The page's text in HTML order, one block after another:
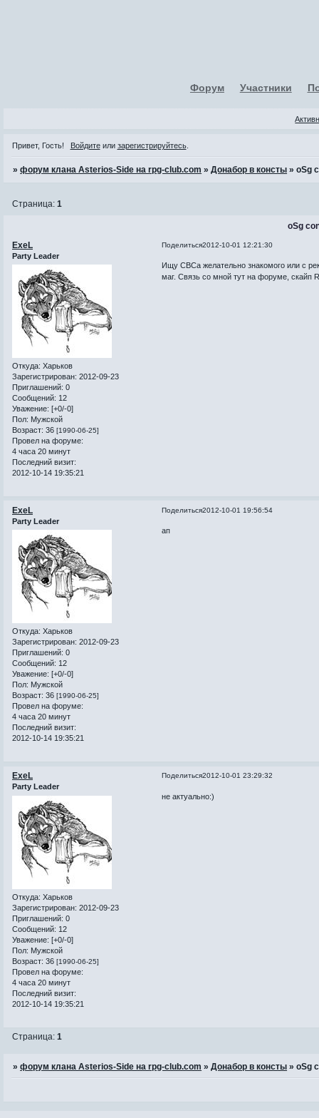
Форум Участники
Привет, Гость! Войдитеили зарегистрируйтесь.
»форум клана Asterios-Side на rpg-club.com »Донабор в консты »oSg
oSg
Страница:1
Поделиться2012-10-01 12:21:30
ExeL
Party Leader
Откуда: Харьков
Зарегистрирован: 2012-09-23
Приглашений: 0
Сообщений: 12
Уважение: [+0/-0]
Пол: Мужской
Возраст: 36 [1990-06-25]
Провел на форуме:
4 часа 20 минут
Последний визит:
2012-10-14 19:35:21
Ищу СВСа желательно знакомого или с
маг. Связь со мной тут на форуме, скайп
Поделиться2012-10-01 19:56:54
ExeL
Party Leader
Откуда: Харьков
Зарегистрирован: 2012-09-23
Приглашений: 0
Сообщений: 12
Уважение: [+0/-0]
Пол: Мужской
Возраст: 36 [1990-06-25]
Провел на форуме:
4 часа 20 минут
Последний визит:
2012-10-14 19:35:21
ап
Поделиться2012-10-01 23:29:32
ExeL
Party Leader
Откуда: Харьков
Зарегистрирован: 2012-09-23
Приглашений: 0
Сообщений: 12
Уважение: [+0/-0]
Пол: Мужской
Возраст: 36 [1990-06-25]
Провел на форуме:
4 часа 20 минут
Последний визит:
2012-10-14 19:35:21
не актуально:)
Страница:1
»форум клана Asterios-Side на rpg-club.com »Донабор в консты »oSg